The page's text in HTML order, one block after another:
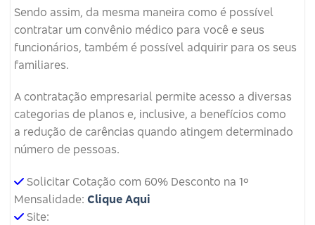
Sendo assim, da mesma maneira como é possível
contratar um convênio médico para você e seus
funcionários, também é possível adquirir para os seus
familiares.
A contratação empresarial permite acesso a diversas
categorias de planos e, inclusive, a benefícios como
a redução de carências quando atingem determinado
número de pessoas.
Solicitar Cotação com 60% Desconto na 1º
Mensalidade: Clique Aqui
Site: